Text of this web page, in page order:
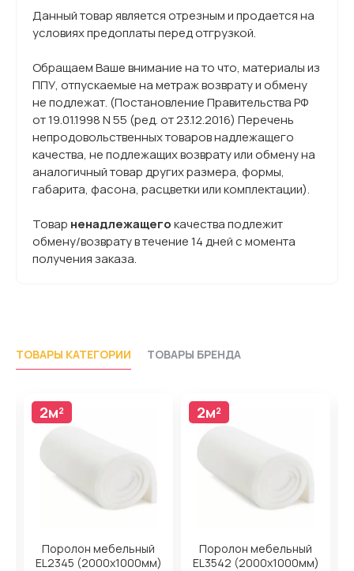
Данный товар является отрезным и продается на
условиях предоплаты перед отгрузкой.
Обращаем Ваше внимание на то что, материалы из
ППУ, отпускаемые на метраж возврату и обмену
не подлежат. (Постановление Правительства РФ
от 19.01.1998 N 55 (ред. от 23.12.2016) Перечень
непродовольственных товаров надлежащего
качества, не подлежащих возврату или обмену на
аналогичный товар других размера, формы,
габарита, фасона, расцветки или комплектации).
Товар ненадлежащегокачества подлежит
обмену/возврату в течение 14 дней с момента
получения заказа.
ТОВАРЫ КАТЕГОРИИ ТОВАРЫ БРЕНДА
2м²
Поролон мебельный
EL2345 (2000x1000мм)
2м²
Поролон мебельный
EL3542 (2000x1000мм)